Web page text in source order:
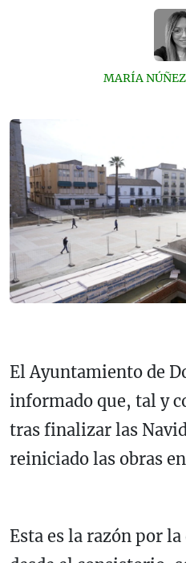
MARÍA
El Ayuntamiento de
informado que, tal y
tras finalizar las
reiniciado las obras
Esta es la razón por